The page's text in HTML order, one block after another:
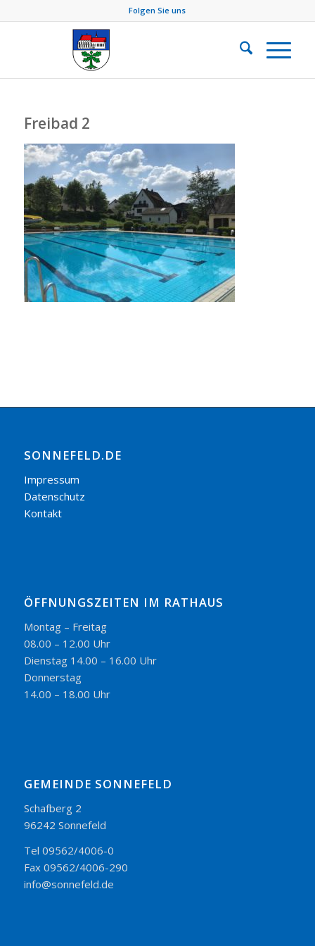
Folgen Sie uns
Freibad 2
SONNEFELD.DE
Impressum
Datenschutz
Kontakt
ÖFFNUNGSZEITEN IM RATHAUS
Montag – Freitag
08.00 – 12.00 Uhr
Dienstag 14.00 – 16.00 Uhr
Donnerstag
14.00 – 18.00 Uhr
GEMEINDE SONNEFELD
Schafberg 2
96242 Sonnefeld
Tel 09562/4006-0
Fax 09562/4006-290
info@sonnefeld.de